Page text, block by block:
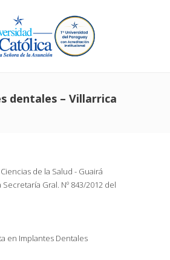
dentales – Villarrica
de la Salud - Guairá
Secretaría Gral. Nº 843/2012 del
en Implantes Dentales